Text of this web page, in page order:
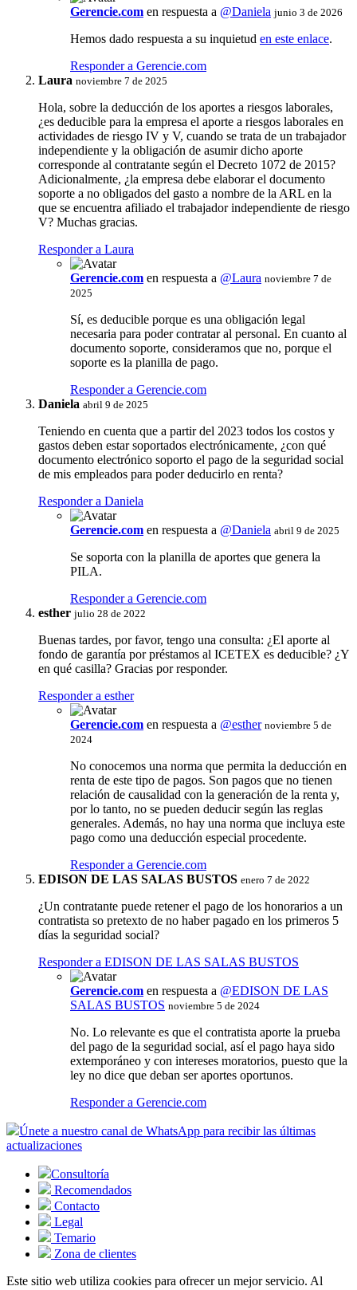
Gerencie.com en respuesta a @Daniela junio 3 de 2026
Hemos dado respuesta a su inquietud en este enlace.
Responder a Gerencie.com
Laura noviembre 7 de 2025
Hola, sobre la deducción de los aportes a riesgos laborales,
¿es deducible para la empresa el aporte a riesgos laborales en
actividades de riesgo IV y V, cuando se trata de un trabajador
independiente y la obligación de asumir dicho aporte
corresponde al contratante según el Decreto 1072 de 2015?
Adicionalmente, ¿la empresa debe elaborar el documento
soporte a no obligados del gasto a nombre de la ARL en la
que se encuentra afiliado el trabajador independiente de riesgo
V? Muchas gracias.
Responder a Laura
Gerencie.com en respuesta a @Laura noviembre 7 de
2025
Sí, es deducible porque es una obligación legal
necesaria para poder contratar al personal. En cuanto al
documento soporte, consideramos que no, porque el
soporte es la planilla de pago.
Responder a Gerencie.com
Daniela abril 9 de 2025
Teniendo en cuenta que a partir del 2023 todos los costos y
gastos deben estar soportados electrónicamente, ¿con qué
documento electrónico soporto el pago de la seguridad social
de mis empleados para poder deducirlo en renta?
Responder a Daniela
Gerencie.com en respuesta a @Daniela abril 9 de 2025
Se soporta con la planilla de aportes que genera la
PILA.
Responder a Gerencie.com
esther julio 28 de 2022
Buenas tardes, por favor, tengo una consulta: ¿El aporte al
fondo de garantía por préstamos al ICETEX es deducible? ¿Y
en qué casilla? Gracias por responder.
Responder a esther
Gerencie.com en respuesta a @esther noviembre 5 de
2024
No conocemos una norma que permita la deducción en
renta de este tipo de pagos. Son pagos que no tienen
relación de causalidad con la generación de la renta y,
por lo tanto, no se pueden deducir según las reglas
generales. Además, no hay una norma que incluya este
pago como una deducción especial procedente.
Responder a Gerencie.com
EDISON DE LAS SALAS BUSTOS enero 7 de 2022
¿Un contratante puede retener el pago de los honorarios a un
contratista so pretexto de no haber pagado en los primeros 5
días la seguridad social?
Responder a EDISON DE LAS SALAS BUSTOS
Gerencie.com en respuesta a @EDISON DE LAS
SALAS BUSTOS noviembre 5 de 2024
No. Lo relevante es que el contratista aporte la prueba
del pago de la seguridad social, así el pago haya sido
extemporáneo y con intereses moratorios, puesto que la
ley no dice que deban ser aportes oportunos.
Responder a Gerencie.com
Únete a nuestro canal de WhatsApp para recibir las últimas
actualizaciones
Consultoría
Recomendados
Contacto
Legal
Temario
Zona de clientes
Este sitio web utiliza cookies para ofrecer un mejor servicio. Al